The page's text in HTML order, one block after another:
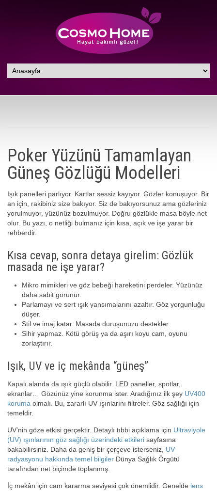
Poker Yüzünü Tamamlayan
Güneş Gözlüğü Modelleri
Işık panelleri parlıyor. Kartlar sessiz kayıyor. Gözler konuşuyor. Bir
an için, rakibiniz size bakıyor. Siz de bakıyorsunuz ama gözleriniz
yorulmuyor, yüzünüz bozulmuyor. Doğru gözlükle masa böyle net
olur. Bu yazı, o netliği bulmanız için kısa, açık ve işe yarar bir
rehberdir.
Kısa cevap, sonra detaya girelim: Gözlük
masada ne işe yarar?
Mikro mimikleri ve göz bebeği hareketini perdeler. Yüzünüz
daha sabit görünür.
Parlamayı ve sert ışık yansımalarını azaltır. Göz yorgunluğu
düşer.
Stil ve imaj katar. Masada duruşunuzu destekler.
Sihir yapmaz. Kötü görüş ya da aşırı koyu cam, oyunu
zorlaştırır.
Işık, UV ve iç mekânda “güneş”
Kapalı alanda da ışık güçlü olabilir. LED paneller, spotlar,
ekranlar… Gözünüz yine korunma ister. Aradığınız ilk şey UV400
koruma olmalı. Bu, zararlı UV ışınlarını filtreler. Göz sağlığı için
temeldir.
UV’nin göze etkisi gerçektir. Detaylı tıbbi açıklama için Ultraviyole
(UV) ışınlarının göz sağlığı üzerindeki etkileri sayfasına
bakabilirsiniz. Daha da geniş bir çerçeve isterseniz, UV
radyasyonu hakkında temel bilgiler Dünya Sağlık Örgütü
tarafından net biçimde toplanmış.
İç mekân için cam kararma seviyesi çok önemlidir. Genelde lens